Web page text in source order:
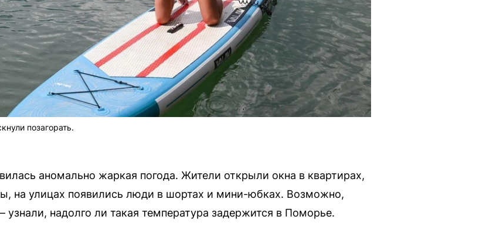
позагорать.
аномально жаркая погода. Жители открыли окна в квартирах,
на улицах появились люди в шортах и мини-юбках. Возможно,
узнали, надолго ли такая температура задержится в Поморье.